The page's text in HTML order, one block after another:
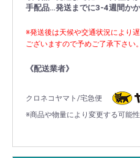
手配品…発送までに3-4週間かか
※発送後は天候や交通状況により
ございますので予めご了承下さい。
《配送業者》
クロネコヤマト/宅急便
※商品や物量により変更する可能性